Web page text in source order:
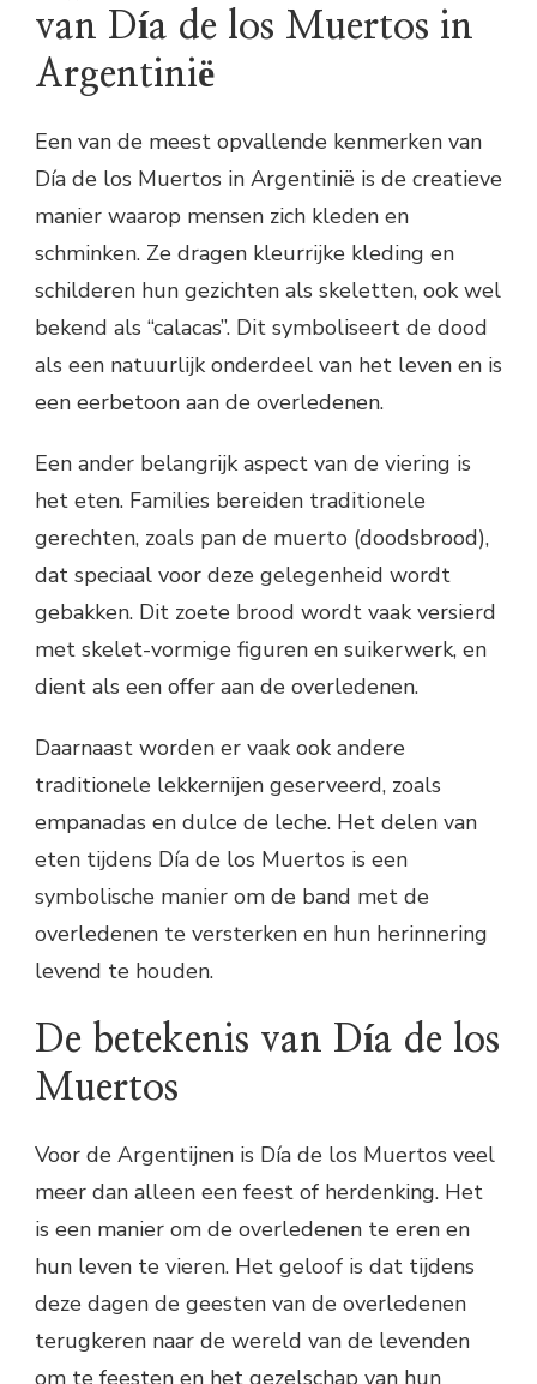
van Día de los Muertos in
Argentinië
Een van de meest opvallende kenmerken van
Día de los Muertos in Argentinië is de creatieve
manier waarop mensen zich kleden en
schminken. Ze dragen kleurrijke kleding en
schilderen hun gezichten als skeletten, ook wel
bekend als “calacas”. Dit symboliseert de dood
als een natuurlijk onderdeel van het leven en is
een eerbetoon aan de overledenen.
Een ander belangrijk aspect van de viering is
het eten. Families bereiden traditionele
gerechten, zoals pan de muerto (doodsbrood),
dat speciaal voor deze gelegenheid wordt
gebakken. Dit zoete brood wordt vaak versierd
met skelet-vormige figuren en suikerwerk, en
dient als een offer aan de overledenen.
Daarnaast worden er vaak ook andere
traditionele lekkernijen geserveerd, zoals
empanadas en dulce de leche. Het delen van
eten tijdens Día de los Muertos is een
symbolische manier om de band met de
overledenen te versterken en hun herinnering
levend te houden.
De betekenis van Día de los
Muertos
Voor de Argentijnen is Día de los Muertos veel
meer dan alleen een feest of herdenking. Het
is een manier om de overledenen te eren en
hun leven te vieren. Het geloof is dat tijdens
deze dagen de geesten van de overledenen
terugkeren naar de wereld van de levenden
om te feesten en het gezelschap van hun